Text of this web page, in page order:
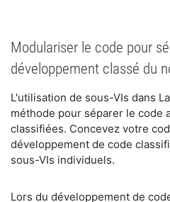
Modulariser le code pour
développement classé du
​L'utilisation de sous-VIs dans
méthode pour séparer le code
classifiées. Concevez votre
développement de code
sous-VIs individuels.
​Lors du développement de